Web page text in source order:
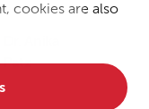
cookies are also
and
Patz